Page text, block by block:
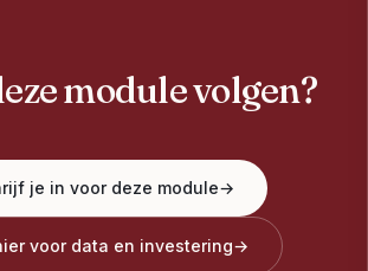
module volgen?
je in voor deze module→
voor data en investering→